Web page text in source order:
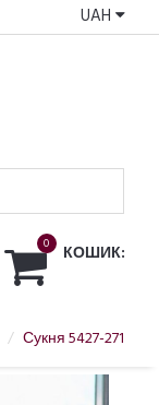
UAH
0 КОШИК:
Сукня 5427-271